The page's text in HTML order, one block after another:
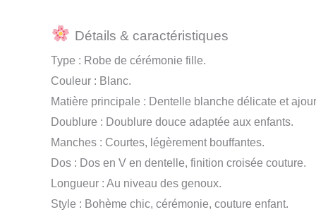
Détails & caractéristiques
Type : Robe de cérémonie fille.
Couleur : Blanc.
Matière principale : Dentelle blanche délicate et
Doublure : Doublure douce adaptée aux enfants.
Manches : Courtes, légèrement bouffantes.
Dos : Dos en V en dentelle, finition croisée couture.
Longueur : Au niveau des genoux.
Style : Bohème chic, cérémonie, couture enfant.